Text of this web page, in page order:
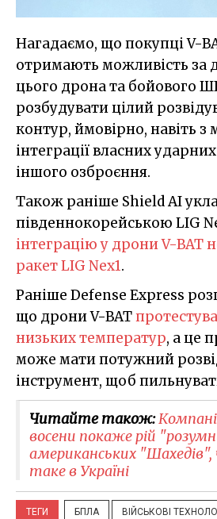
Нагадаємо, що покупці V-
отримають можливість за
цього дрона та бойового
розбудувати цілий
контур, ймовірно, навіть
інтеграції власних
іншого озброєння.
Також раніше Shield AI
південнокорейською LIG
інтеграцію у дрони V-BAT
ракет LIG Nex1.
Раніше Defense Express
що дрони V-BAT
низьких температур, а це
може мати потужний
інструмент, щоб
Читайте також:
восени покаже рій
американських
таке в Україні
ТЕГИ БПЛА ВІЙСЬКОВІ